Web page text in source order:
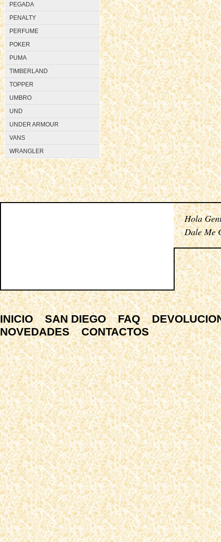
PEGADA
PENALTY
PERFUME
POKER
PUMA
TIMBERLAND
TOPPER
UMBRO
UND
UNDER ARMOUR
VANS
WRANGLER
Hola
Dale Me
INICIO SAN DIEGO FAQ
NOVEDADES
CONTACTOS